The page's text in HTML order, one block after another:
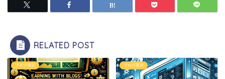
RELATED POST
ブログ運営 ブログ運営